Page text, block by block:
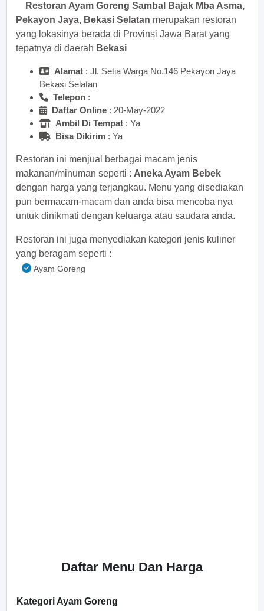
Restoran Ayam Goreng Sambal Bajak Mba Asma,
Pekayon Jaya, Bekasi Selatan merupakan restoran
yang lokasinya berada di Provinsi Jawa Barat yang
tepatnya di daerah Bekasi
Alamat : Jl. Setia Warga No.146 Pekayon Jaya
Bekasi Selatan
Telepon :
Daftar Online : 20-May-2022
Ambil Di Tempat : Ya
Bisa Dikirim : Ya
Restoran ini menjual berbagai macam jenis
makanan/minuman seperti : Aneka Ayam Bebek
dengan harga yang terjangkau. Menu yang disediakan
pun bermacam-macam dan anda bisa mencoba nya
untuk dinikmati dengan keluarga atau saudara anda.
Restoran ini juga menyediakan kategori jenis kuliner
yang beragam seperti :
Ayam Goreng
Daftar Menu Dan Harga
Kategori Ayam Goreng